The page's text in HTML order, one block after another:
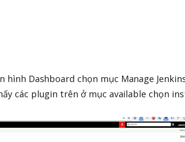
Dashboard chọn mục Manage
các plugin trên ở mục available chọn